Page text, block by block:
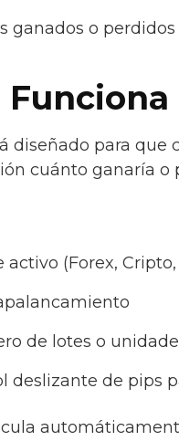
ganados o perdidos
diseñado para que
cuánto ganaría o
(Forex,
de lotes o
deslizante de pips